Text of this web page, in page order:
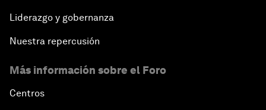
Liderazgo y gobernanza
Nuestra repercusión
Más información sobre el Foro
Centros